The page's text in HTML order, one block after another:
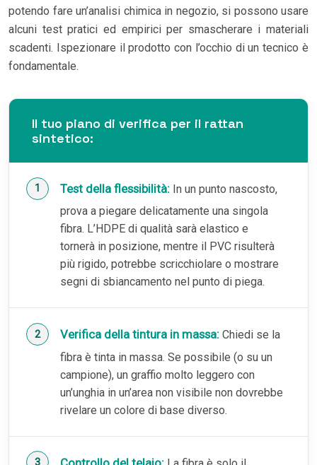
potendo fare un’analisi chimica in negozio, si possono usare
alcuni test pratici ed empirici per smascherare i materiali
scadenti. Ispezionare il prodotto con l’occhio di un tecnico è
fondamentale.
Il tuo piano di verifica per il rattan
sintetico:
Test della flessibilità: In un punto nascosto,
prova a piegare delicatamente una singola
fibra. L’HDPE di qualità sarà elastico e
tornerà in posizione, mentre il PVC risulterà
più rigido, potrebbe scricchiolare o mostrare
segni di sbiancamento nel punto di piega.
Verifica della tintura in massa: Chiedi se la
fibra è tinta in massa. Se possibile (o su un
campione), un graffio molto leggero con
un’unghia in un’area non visibile non dovrebbe
rivelare un colore di base diverso.